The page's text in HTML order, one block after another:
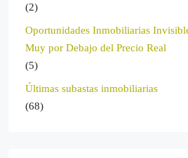
(2)
Oportunidades Inmobiliarias
Muy por Debajo del Precio Real
(5)
Últimas subastas inmobiliarias
(68)